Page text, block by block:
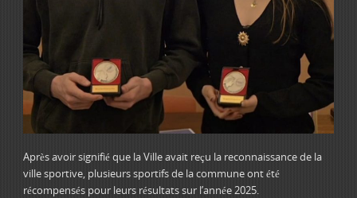
Après avoir signifié que la Ville avait reçu la reconnaissance de la
ville sportive, plusieurs sportifs de la commune ont été
récompensés pour leurs résultats sur l’année 2025.